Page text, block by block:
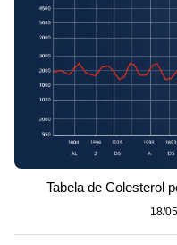
Tabela de Colesterol
18/